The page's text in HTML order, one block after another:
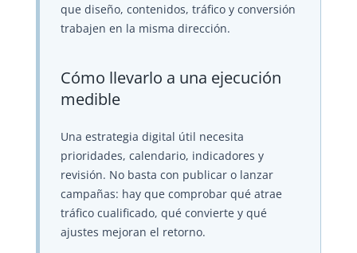
que diseño, contenidos, tráfico y conversión
trabajen en la misma dirección.
Cómo llevarlo a una ejecución
medible
Una estrategia digital útil necesita
prioridades, calendario, indicadores y
revisión. No basta con publicar o lanzar
campañas: hay que comprobar qué atrae
tráfico cualificado, qué convierte y qué
ajustes mejoran el retorno.